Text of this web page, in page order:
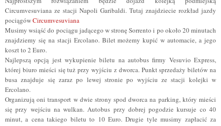
Circumvesuviana ze stacji Napoli Garibaldi. Tutaj znajdziecie rozkład jazdy
pociągówCircumvesuviana
Musimy wsiąść do pociągu jadącego w stronę Sorrento i po około 20 minutach
znajdziemy się na stacji Ercolano. Bilet możemy kupić w automacie, a jego
koszt to 2 Euro.
Najlepszą opcją jest wykupienie biletu na autobus firmy Vesuvio Express,
której biuro mieści się tuż przy wyjściu z dworca. Punkt sprzedaży biletów na
busa znajduje się zaraz po lewej stronie po wyjściu ze stacji kolejki w
Ercolano.
Organizują oni transport w dwie strony spod dworca na parking, który mieści
się przy wejściu na wulkan. Autobus przy dobrej pogodzie kursuje co 40
minut, a cena takiego biletu to 10 Euro. Drugie tyle musimy zapłacić za